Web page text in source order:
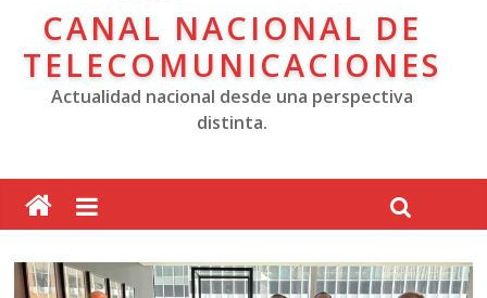
CANAL NACIONAL DE
TELECOMUNICACIONES
Actualidad nacional desde una perspectiva
distinta.